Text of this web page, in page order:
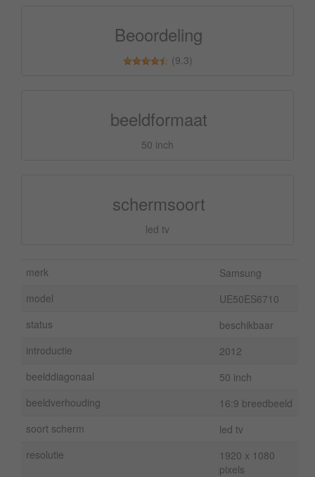
Beoordeling
(9.3)
beeldformaat
50 inch
schermsoort
led tv
merk
Samsung
model
UE50ES6710
status
beschikbaar
introductie
2012
beelddiagonaal
50 inch
beeldverhouding
16:9 breedbeeld
soort scherm
led tv
resolutie
1920 x 1080
pixels